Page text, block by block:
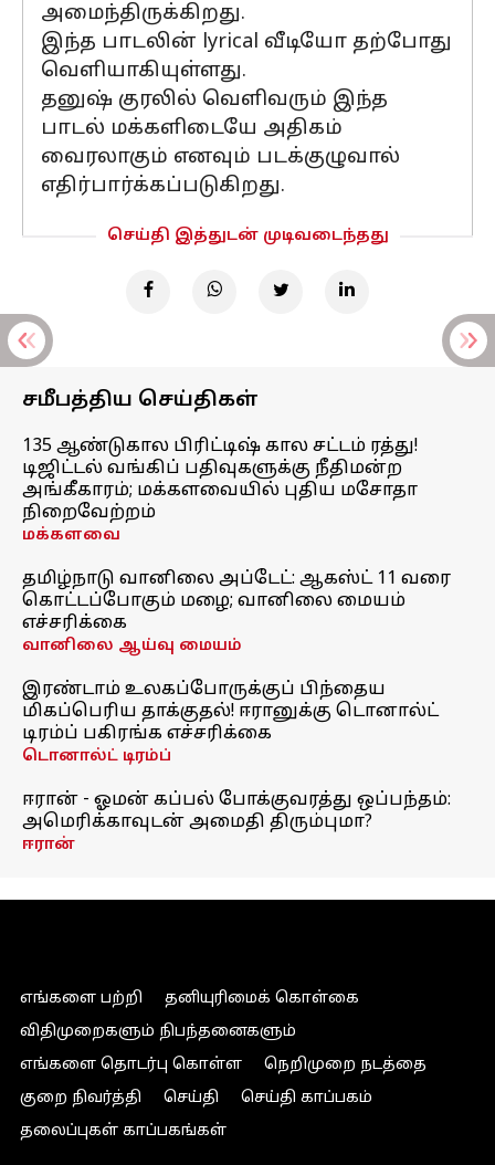
அமைந்திருக்கிறது.
இந்த பாடலின் lyrical வீடியோ தற்போது
வெளியாகியுள்ளது.
தனுஷ் குரலில் வெளிவரும் இந்த
பாடல் மக்களிடையே அதிகம்
வைரலாகும் எனவும் படக்குழுவால்
எதிர்பார்க்கப்படுகிறது.
செய்தி இத்துடன் முடிவடைந்தது
சமீபத்திய செய்திகள்
135 ஆண்டுகால பிரிட்டிஷ் கால சட்டம் ரத்து!
டிஜிட்டல் வங்கிப் பதிவுகளுக்கு நீதிமன்ற
அங்கீகாரம்; மக்களவையில் புதிய மசோதா
நிறைவேற்றம்
மக்களவை
தமிழ்நாடு வானிலை அப்டேட்: ஆகஸ்ட் 11 வரை
கொட்டப்போகும் மழை; வானிலை மையம்
எச்சரிக்கை
வானிலை ஆய்வு மையம்
இரண்டாம் உலகப்போருக்குப் பிந்தைய
மிகப்பெரிய தாக்குதல்! ஈரானுக்கு டொனால்ட்
டிரம்ப் பகிரங்க எச்சரிக்கை
டொனால்ட் டிரம்ப்
ஈரான் - ஓமன் கப்பல் போக்குவரத்து ஒப்பந்தம்:
அமெரிக்காவுடன் அமைதி திரும்புமா?
ஈரான்
எங்களை பற்றி
தனியுரிமைக் கொள்கை
விதிமுறைகளும் நிபந்தனைகளும்
எங்களை தொடர்பு கொள்ள
நெறிமுறை நடத்தை
குறை நிவர்த்தி
செய்தி
செய்தி காப்பகம்
தலைப்புகள் காப்பகங்கள்